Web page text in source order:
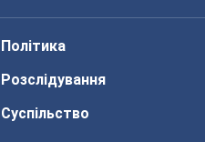
Політика
Розслідування
Суспільство